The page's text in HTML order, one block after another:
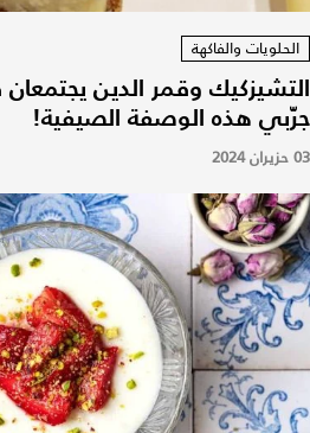
الحلويات والفاكهة
التشيزكيك وقمر الدين
جرّبي هذه الوصفة الصيفية!
03 حزيران 2024